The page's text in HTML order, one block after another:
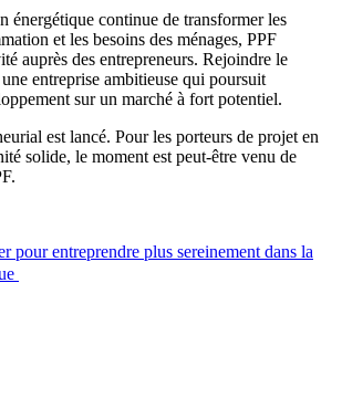
énergétique continue de transformer les
et les besoins des ménages, PPF
auprès des entrepreneurs. Rejoindre le
une entreprise ambitieuse qui poursuit
sur un marché à fort potentiel.
est lancé. Pour les porteurs de projet en
solide, le moment est peut-être venu de
pour entreprendre plus sereinement dans la